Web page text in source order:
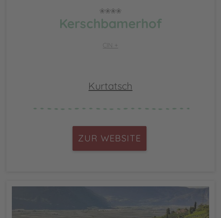
Kerschbamerhof
CIN +
Kurtatsch
ZUR WEBSITE